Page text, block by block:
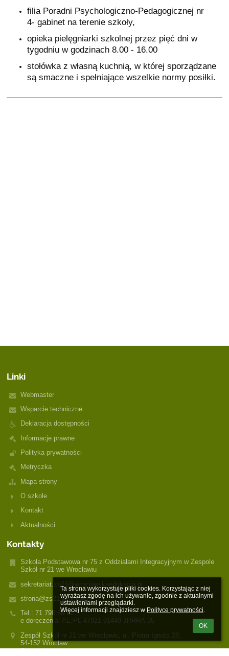
Ta strona wykorzystuje pliki cookies. Korzystając z niej
wyrażasz zgodę na ich używanie, zgodnie z aktualnymi
ustawieniami przeglądarki.
Więcej informacji znajdziesz w Polityce prywatności.
OK
filia Poradni Psychologiczno-Pedagogicznej nr
4- gabinet na terenie szkoły,
opieka pielęgniarki szkolnej przez pięć dni w
tygodniu w godzinach 8.00 - 16.00
stołówka z własną kuchnią, w której sporządzane
są smaczne i spełniające wszelkie normy posiłki.
Linki
Webmaster
Wsparcie techniczne
Deklaracja dostępności
Informacje prawne
Polityka prywatności
Metryczka
Mapa strony
O szkole
Kontakt
Aktualności
Kontakty
Szkoła Podstawowa nr 75 z Oddziałami Integracyjnym w Zespole
Szkół nr 21 we Wrocławiu
sekretariat.zs21@wroclawskaedukacja.pl
strona@zs21.wroclaw.pl
Tel.: 71 798 68 97
e-doręczenia: AE:PL-47921-91449-JHRRA-35
Zespół Szkół nr 21 we Wrocławiu, ul. Piotra Ignuta 28,
54-152 Wrocław
Poland